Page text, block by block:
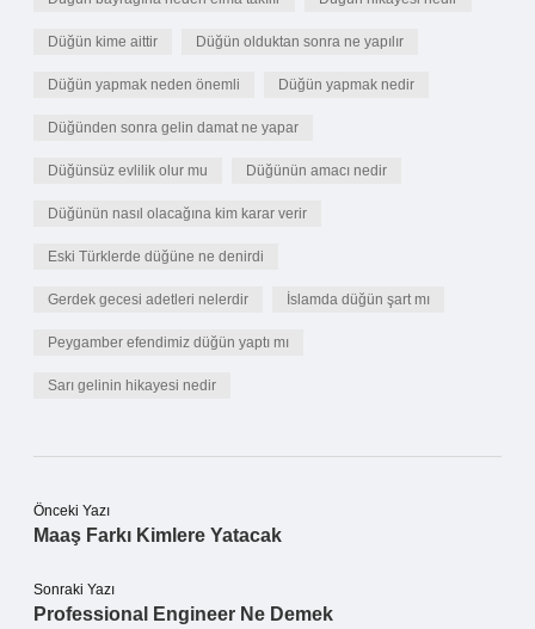
Düğün kime aittir Düğün olduktan sonra ne yapılır
Düğün yapmak neden önemli Düğün yapmak nedir
Düğünden sonra gelin damat ne yapar
Düğünsüz evlilik olur mu Düğünün amacı nedir
Düğünün nasıl olacağına kim karar verir
Eski Türklerde düğüne ne denirdi
Gerdek gecesi adetleri nelerdir İslamda düğün şart mı
Peygamber efendimiz düğün yaptı mı
Sarı gelinin hikayesi nedir
Önceki Yazı
Maaş Farkı Kimlere Yatacak
Sonraki Yazı
Professional Engineer Ne Demek